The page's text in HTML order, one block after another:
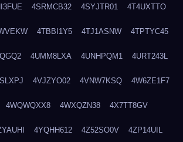
4SRMCB32 4SYJTR01 4T4UXTTO
4TBBI1Y5 4TJ1ASNW 4TPTYC45
4UMM8LXA 4UNHPQM1 4URT243L
4VJZYO02 4VNW7KSQ 4W6ZE1F7
4WQWQXX8 4WXQZN38 4X7TT8GV
4YQHH612 4Z52SO0V 4ZP14UIL